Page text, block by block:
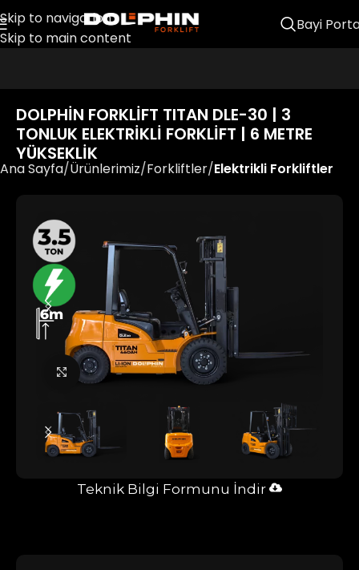
Skip to navigation
Skip to main content
Bayi
DOLPHIN FORKLIFT TITAN DLE-30 | 3
TONLUK ELEKTRIKLI FORKLIFT | 6 METRE
YÜKSEKLIK
Ana Sayfa Ürünlerimiz Forkliftler Elektrikli Forkliftler
Büyütmek için tıklayın
Teknik Bilgi Formunu İndir